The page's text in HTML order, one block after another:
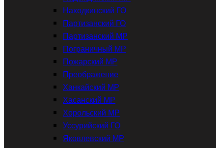
Находкинский ГО
Партизанский ГО
Партизанский МР
Пограничный МР
Пожарский МР
Преображение
Ханкайский МР
Хасанский МР
Хорольский МР
Уссурийский ГО
Яковлевский МР